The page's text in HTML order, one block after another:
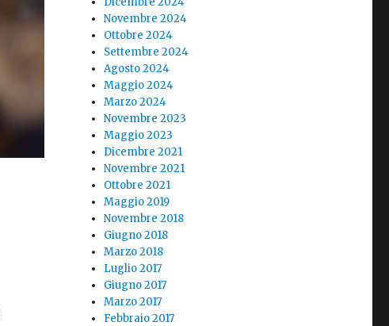
Novembre 2024
Ottobre 2024
Settembre 2024
Agosto 2024
Maggio 2024
Marzo 2024
Novembre 2023
Maggio 2023
Dicembre 2021
Novembre 2021
Ottobre 2021
Maggio 2019
Novembre 2018
Giugno 2018
Marzo 2018
Luglio 2017
Giugno 2017
Marzo 2017
Febbraio 2017